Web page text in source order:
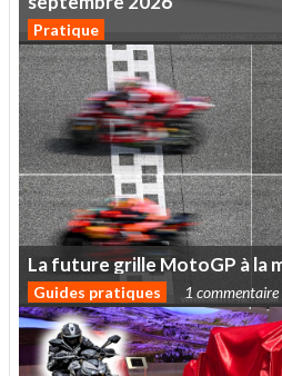
Pratique
Lafuturegrille MotoGP àla
Guides pratiques 1 commentaire